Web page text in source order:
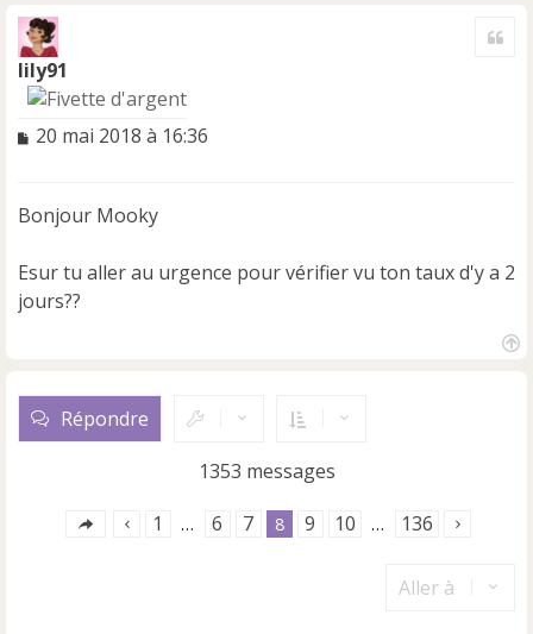
lily91
M
a
e
n
o
20 mai 2018 à 16:36
Bonjour Mooky
Esur tu aller au urgence pour vérifier vu ton taux d'y a 2
jours??
Répondre
1353 messages
1 … 6 7 8 9 10 … 136
Aller à